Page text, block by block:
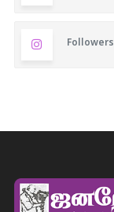
Followers